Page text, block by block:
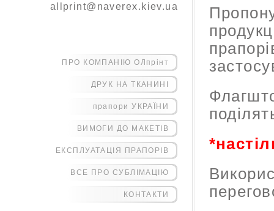
allprint@naverex.kiev.ua
ПРО КОМПАНІЮ ОЛпрінт
ДРУК НА ТКАНИНІ
прапори УКРАЇНИ
ВИМОГИ ДО МАКЕТІВ
ЕКСПЛУАТАЦІЯ ПРАПОРІВ
ВСЕ ПРО СУБЛІМАЦІЮ
КОНТАКТИ